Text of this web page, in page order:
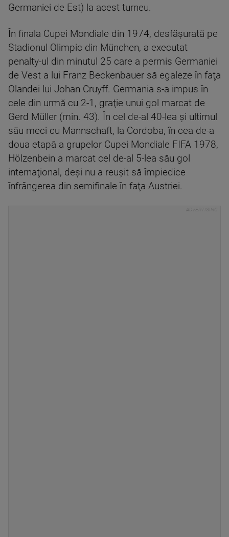
Germaniei de Est) la acest turneu.
În finala Cupei Mondiale din 1974, desfăşurată pe
Stadionul Olimpic din München, a executat
penalty-ul din minutul 25 care a permis Germaniei
de Vest a lui Franz Beckenbauer să egaleze în faţa
Olandei lui Johan Cruyff. Germania s-a impus în
cele din urmă cu 2-1, graţie unui gol marcat de
Gerd Müller (min. 43). În cel de-al 40-lea şi ultimul
său meci cu Mannschaft, la Cordoba, în cea de-a
doua etapă a grupelor Cupei Mondiale FIFA 1978,
Hölzenbein a marcat cel de-al 5-lea său gol
internaţional, deşi nu a reuşit să împiedice
înfrângerea din semifinale în faţa Austriei.